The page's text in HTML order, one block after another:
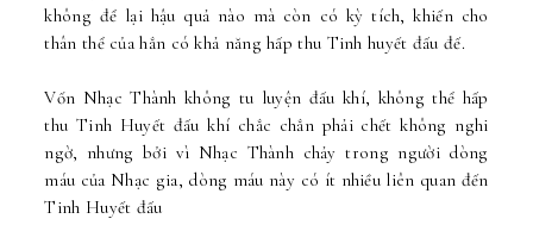
không để lại hậu quả nào mà còn có kỳ tích, khiến cho
thân thể của hắn có khả năng hấp thu Tinh huyết đấu đế.
Vốn Nhạc Thành không tu luyện đấu khí, không thể hấp
thu Tinh Huyết đấu khí chắc chắn phải chết không nghi
ngờ, nhưng bởi vì Nhạc Thành chảy trong người dòng
máu của Nhạc gia, dòng máu này có ít nhiều liên quan đến
Tinh Huyết đấu